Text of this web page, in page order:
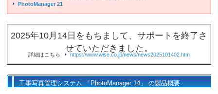
PhotoManager 21
2025年10月14日をもちまして、サポートを終了さ
せていただきました。
詳細はこちら
https://www.wise.co.jp/news/news2025101402.htm
工事写真管理システム 「PhotoManager 14」 の製品概要